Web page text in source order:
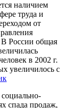
наличием
труда и
от
В России общая
в 2002 г.
увеличилось с
спада продаж,